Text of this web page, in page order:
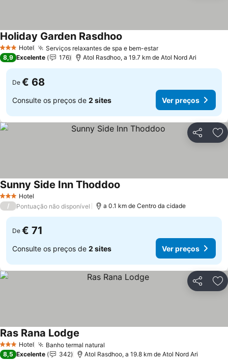
3 EstrelasHotel Serviços relaxantes de spa e bem-estarVer preços
Holiday Garden Rasdhoo
8,9 Excelente 176 Atol Rasdhoo, a 19.7 km de Atol Nord Ari
De € 68
Consulte os preços de 2 sites Ver preços
Partilhar
3 EstrelasHotel
Sunny Side Inn Thoddoo
/ Pontuação não disponível a 0.1 km de Centro da cidade
De € 71
Consulte os preços de 2 sites Ver preços
Partilhar
3 EstrelasHotel Banho termal natural
Ras Rana Lodge
8,5 Excelente 342 Atol Rasdhoo, a 19.8 km de Atol Nord Ari